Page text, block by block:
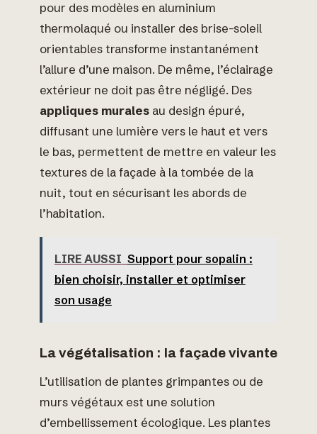
pour des modèles en aluminium
thermolaqué ou installer des brise-soleil
orientables transforme instantanément
l’allure d’une maison. De même, l’éclairage
extérieur ne doit pas être négligé. Des
appliques murales au design épuré,
diffusant une lumière vers le haut et vers
le bas, permettent de mettre en valeur les
textures de la façade à la tombée de la
nuit, tout en sécurisant les abords de
l’habitation.
LIRE AUSSI Support pour sopalin :
bien choisir, installer et optimiser
son usage
La végétalisation : la façade vivante
L’utilisation de plantes grimpantes ou de
murs végétaux est une solution
d’embellissement écologique. Les plantes